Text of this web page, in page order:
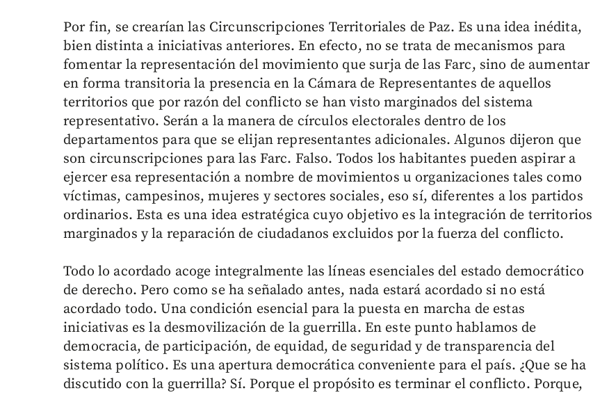
Por fin, se crearían las Circunscripciones Territoriales de Paz. Es una idea inédita,
bien distinta a iniciativas anteriores. En efecto, no se trata de mecanismos para
fomentar la representación del movimiento que surja de las Farc, sino de aumentar
en forma transitoria la presencia en la Cámara de Representantes de aquellos
territorios que por razón del conflicto se han visto marginados del sistema
representativo. Serán a la manera de círculos electorales dentro de los
departamentos para que se elijan representantes adicionales. Algunos dijeron que
son circunscripciones para las Farc. Falso. Todos los habitantes pueden aspirar a
ejercer esa representación a nombre de movimientos u organizaciones tales como
víctimas, campesinos, mujeres y sectores sociales, eso sí, diferentes a los partidos
ordinarios. Esta es una idea estratégica cuyo objetivo es la integración de territorios
marginados y la reparación de ciudadanos excluidos por la fuerza del conflicto.
Todo lo acordado acoge integralmente las líneas esenciales del estado democrático
de derecho. Pero como se ha señalado antes, nada estará acordado si no está
acordado todo. Una condición esencial para la puesta en marcha de estas
iniciativas es la desmovilización de la guerrilla. En este punto hablamos de
democracia, de participación, de equidad, de seguridad y de transparencia del
sistema político. Es una apertura democrática conveniente para el país. ¿Que se ha
discutido con la guerrilla? Sí. Porque el propósito es terminar el conflicto. Porque,